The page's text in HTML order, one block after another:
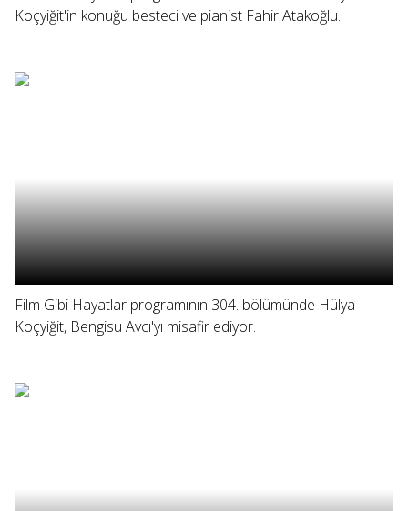
Koçyiğit'in konuğu besteci ve pianist Fahir Atakoğlu.
Film Gibi Hayatlar programının 304. bölümünde Hülya
Koçyiğit, Bengisu Avcı'yı misafir ediyor.